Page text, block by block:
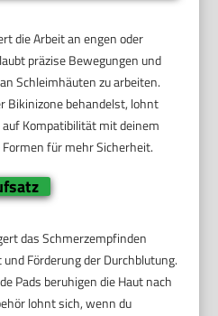
die Arbeit an engen oder
präzise Bewegungen und
Schleimhäuten zu arbeiten.
Bikinizone behandelst, lohnt
Kompatibilität mit deinem
für mehr Sicherheit.
das Schmerzempfinden
Förderung der Durchblutung.
Pads beruhigen die Haut nach
lohnt sich, wenn du